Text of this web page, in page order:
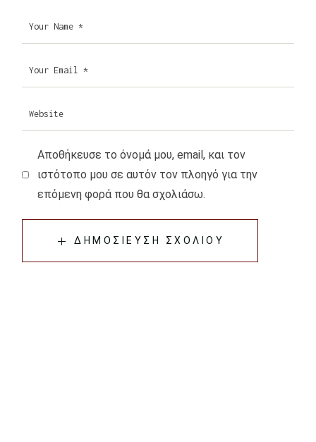
Αποθήκευσε το όνομά μου, email, και τον
ιστότοπο μου σε αυτόν τον πλοηγό για την
επόμενη φορά που θα σχολιάσω.
ΔΗΜΟΣΊΕΥΣΗ ΣΧΟΛΊΟΥ